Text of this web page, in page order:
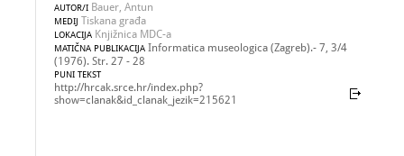
AUTOR/I Bauer, Antun
MEDIJ Tiskana građa
LOKACIJA Knjižnica MDC-a
MATIČNA PUBLIKACIJA Informatica museologica (Zagreb).- 7, 3/4
(1976). Str. 27 - 28
PUNI TEKST
http://hrcak.srce.hr/index.php?
show=clanak&id_clanak_jezik=215621